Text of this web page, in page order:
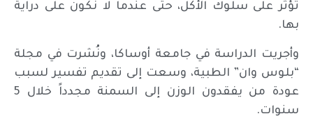
تؤثر على سلوك الأكل، حتى عندما لا نكون على دراية
بها.
وأجريت الدراسة في جامعة أوساكا، ونُشرت في مجلة
“بلوس وان” الطبية، وسعت إلى تقديم تفسير لسبب
عودة من يفقدون الوزن إلى السمنة مجدداً خلال 5
سنوات.